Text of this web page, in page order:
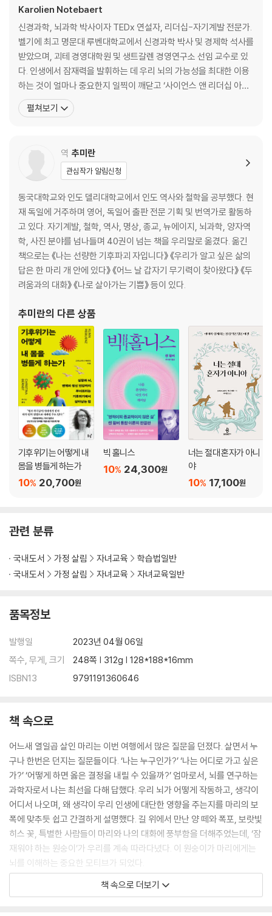
끊임없이 과거와 미래를 지어내는 뇌
뇌는 감정과 연결된 경험을 더 잘 기록한다
토마토수프를 만들어내는 뇌의 피질
어떤 생각을 할지는 내가 결정할 수 있다
변연계, 생각이 감정을 만들고 감정이 삶을 가꾼다
생각 버튼을 끄고 싶다면, 편도체와 해마
둘째 날_ 글렌달록에서 라운드우드까지
뇌는 어떻게 나를 만드는가
스탠퍼드 마시멜로 실험과 자기조절 능력
전두엽, 인간 정신의 배터리
위클로 길에서 만난 사람
변호사 크리스티나의 원숭이
편도체의 감정 반응, 불안과 두려움은 학습된다
비어 있는 뇌의 배터리를 채우는 법
자신이 진정 원하는 것과 감정의 관계
3부 더 큰 가능성의 세계로 인도하는 뇌 작동법 : 지혜로운 원숭이로 길들
이기
셋째 날_ 라운드우드에서 에니스케리까지
최고 버전의 나로 업그레이드 하다
보고 듣는 것, 언제나 그 이상을 상상하는 뇌
감각을 열면 내면의 지혜가 보인다
이 세상에 내가 바꿀 수 있는 단 한 사람
명상할 때 뇌 속에서 일어나는 일
알아차림 명상, 있는 그대로 나를 받아들이다
매일 15분, 8주 명상으로 원숭이를 잠재우다
Karolien Notebaert
신경과학, 뇌과학 박사이자 TEDx 연설자, 리더십-자기계발 전문가.
벨기에 최고 명문대 루벤대학교에서 신경과학 박사 및 경제학 석사를
받았으며, 괴테 경영대학원 및 생트갈렌 경영연구소 선임 교수로 있
다. 인생에서 잠재력을 발휘하는 데 우리 뇌의 가능성을 최대한 이용
하는 것이 얼마나 중요한지 일찍이 깨닫고 ‘사이언스 앤 리더십 아카
데미The Science and Leadership Academy’를 창립, 일반인
과 기업에 최신 뇌 과학 연구를 알리고 적용하는 일을 해왔다. 전 세계
펼쳐보기
역 추미란
관심작가 알림신청
동국대학교와 인도 델리대학교에서 인도 역사와 철학을 공부했다. 현
재 독일에 거주하며 영어, 독일어 출판 전문 기획 및 번역가로 활동하
고 있다. 자기계발, 철학, 역사, 명상, 종교, 뉴에이지, 뇌과학, 양자역
학, 사진 분야를 넘나들며 40권이 넘는 책을 우리말로 옮겼다. 옮긴
책으로는 《나는 선량한 기후파괴 자입니다》 《우리가 알고 싶은 삶의
답은 한 마리 개 안에 있다》 《어느 날 갑자기 무기력이 찾아왔다》 《두
려움과의 대화》 《나로 살아가는 기쁨》 등이 있다.
추미란의 다른 상품
기후위기는 어떻게 내
몸을 병들게 하는가
20,700원
10%
빅 홀니스
24,300원
10%
너는 절대 혼자가 아니
야
17,100원
10%
관련 분류
국내도서 가정 살림 자녀교육
학습법일반
국내도서
가정 살림 자녀교육 자녀교육일반
품목정보
발행일
2023년 04월 06일
쪽수, 무게, 크기
248쪽 | 312g | 128*188*16mm
ISBN13
9791191360646
책 속으로
어느새 열일곱 살인 마리는 이번 여행에서 많은 질문을 던졌다. 살면서 누
구나 한번은 던지는 질문들이다. ‘나는 누구인가?’ ‘나는 어디로 가고 싶은
가?’ ‘어떻게 하면 옳은 결정을 내릴 수 있을까?’ 엄마로서, 뇌를 연구하는
과학자로서 나는 최선을 다해 답했다. 우리 뇌가 어떻게 작동하고, 생각이
어디서 나오며, 왜 생각이 우리 인생에 대단한 영향을 주는지를 마리의 보
폭에 맞추듯 쉽고 간결하게 설명했다. 길 위에서 만난 양 떼와 폭포, 보랏빛
히스 꽃, 특별한 사람들이 마리와 나의 대화에 풍부함을 더해주었는데, ‘잠
재워야 하는 원숭이’가 우리를 계속 따라다녔다. 이 원숭이가 마리에게는
뇌를 이해하는 중요한 모티브가 되었다.
---프롤로그 중에서
책 속으로 더보기